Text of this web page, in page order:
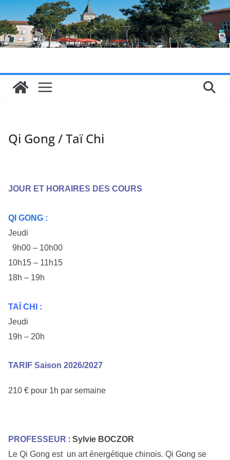
Passer
au
contenu
Qi Gong / Taï Chi
JOUR ET HORAIRES DES COURS
QI GONG :
Jeudi
9h00 – 10h00
10h15 – 11h15
18h – 19h
TAÏ CHI :
Jeudi
19h – 20h
TARIF Saison 2026/2027
210 € pour 1h par semaine
PROFESSEUR : Sylvie BOCZOR
Le Qi Gong est un art énergétique chinois. Qi Gong se